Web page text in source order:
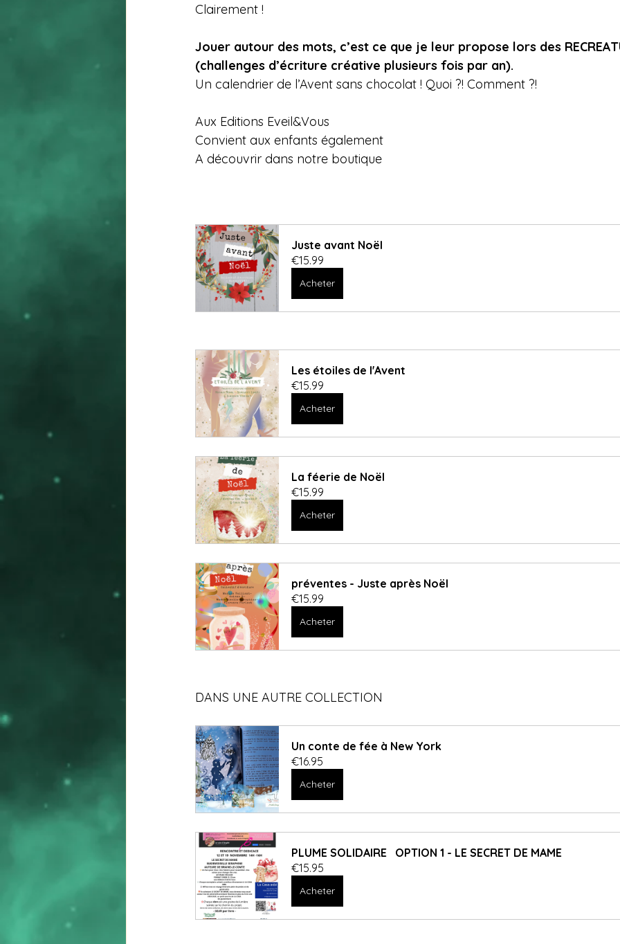
Clairement !
Jouer autour des mots, c’est ce que je leur propose lors des
(challenges d’écriture créative plusieurs fois par an).
Un calendrier de l’Avent sans chocolat ! Quoi ?! Comment ?!
Aux Editions Eveil&Vous
Convient aux enfants également
A découvrir dans notre boutique
Juste avant Noël
€15.99
Acheter
Les étoiles de l'Avent
€15.99
Acheter
La féerie de Noël
€15.99
Acheter
préventes - Juste après Noël
€15.99
Acheter
DANS UNE AUTRE COLLECTION
Un conte de fée à New York
€16.95
Acheter
PLUME SOLIDAIRE   OPTION 1 - LE SECRET DE MAME
€15.95
Acheter